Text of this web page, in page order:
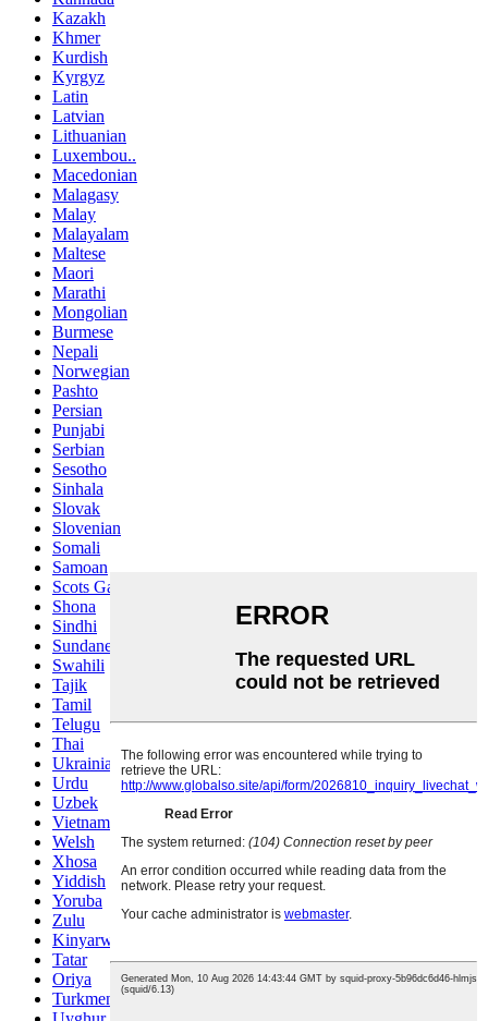
Kazakh
Khmer
Kurdish
Kyrgyz
Latin
Latvian
Lithuanian
Luxembou..
Macedonian
Malagasy
Malay
Malayalam
Maltese
Maori
Marathi
Mongolian
Burmese
Nepali
Norwegian
Pashto
Persian
Punjabi
Serbian
Sesotho
Sinhala
Slovak
Slovenian
Somali
Samoan
Scots Gaelic
Shona
Sindhi
Sundanese
Swahili
Tajik
Tamil
Telugu
Thai
Ukrainian
Urdu
Uzbek
Vietnamese
Welsh
Xhosa
Yiddish
Yoruba
Zulu
Kinyarwanda
Tatar
Oriya
Turkmen